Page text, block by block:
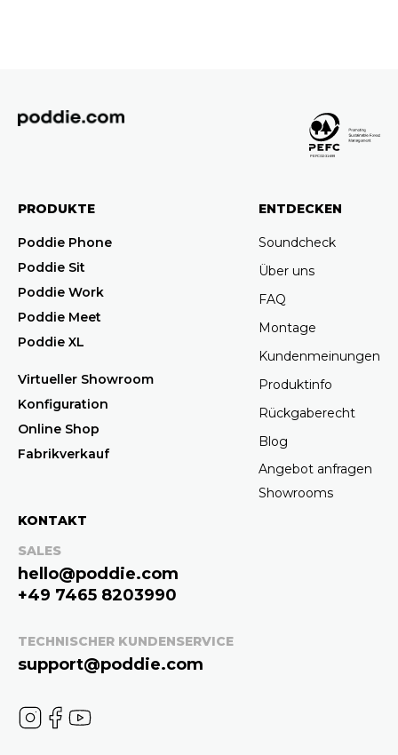
PRODUKTE
Poddie Phone
Poddie Sit
Poddie Work
Poddie Meet
Poddie XL
Virtueller Showroom
Konfiguration
Online Shop
Fabrikverkauf
ENTDECKEN
Soundcheck
Über uns
FAQ
Montage
Kundenmeinungen
Produktinfo
Rückgaberecht
Blog
Angebot anfragen
Showrooms
KONTAKT
SALES
hello@poddie.com
+49 7465 8203990
TECHNISCHER KUNDENSERVICE
support@poddie.com